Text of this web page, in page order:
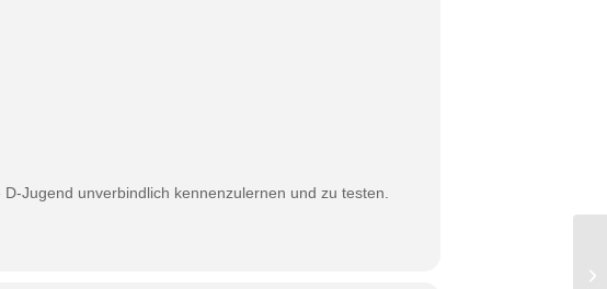
Jugend unverbindlich kennenzulernen und zu testen.